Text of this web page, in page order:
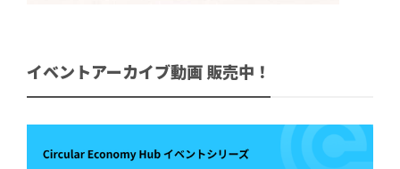
イベントアーカイブ動画 販売中！